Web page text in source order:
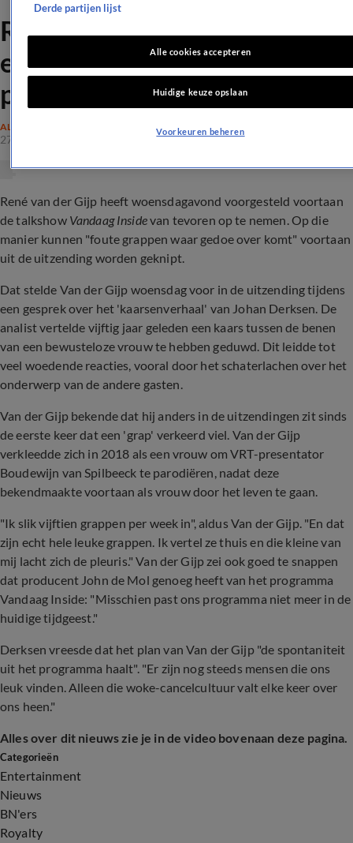
René van der Gijp slikt na
eerste commotie 15 grappen
per week in
ALGEMEEN
27 apr 2022, 23:34
René van der Gijp heeft woensdagavond voorgesteld voortaan
de talkshow Vandaag Insidevan tevoren op te nemen. Op die
manier kunnen "foute grappen waar gedoe over komt" voortaan
uit de uitzending worden geknipt.
Dat stelde Van der Gijp woensdag voor in de uitzending tijdens
een gesprek over het 'kaarsenverhaal' van Johan Derksen. De
analist vertelde vijftig jaar geleden een kaars tussen de benen
van een bewusteloze vrouw te hebben geduwd. Dit leidde tot
veel woedende reacties, vooral door het schaterlachen over het
onderwerp van de andere gasten.
Van der Gijp bekende dat hij anders in de uitzendingen zit sinds
de eerste keer dat een 'grap' verkeerd viel. Van der Gijp
verkleedde zich in 2018 als een vrouw om VRT-presentator
Boudewijn van Spilbeeck te parodiëren, nadat deze
bekendmaakte voortaan als vrouw door het leven te gaan.
"Ik slik vijftien grappen per week in", aldus Van der Gijp. "En dat
zijn echt hele leuke grappen. Ik vertel ze thuis en die kleine van
mij lacht zich de pleuris." Van der Gijp zei ook goed te snappen
dat producent John de Mol genoeg heeft van het programma
Vandaag Inside: "Misschien past ons programma niet meer in de
huidige tijdgeest."
Derksen vreesde dat het plan van Van der Gijp "de spontaniteit
uit het programma haalt". "Er zijn nog steeds mensen die ons
leuk vinden. Alleen die woke-cancelcultuur valt elke keer over
ons heen."
Alles over dit nieuws zie je in de video bovenaan deze pagina.
Categorieën
Entertainment
Nieuws
BN'ers
Royalty
Derde partijen lijst
Alle cookies accepteren
Huidige keuze opslaan
Voorkeuren beheren